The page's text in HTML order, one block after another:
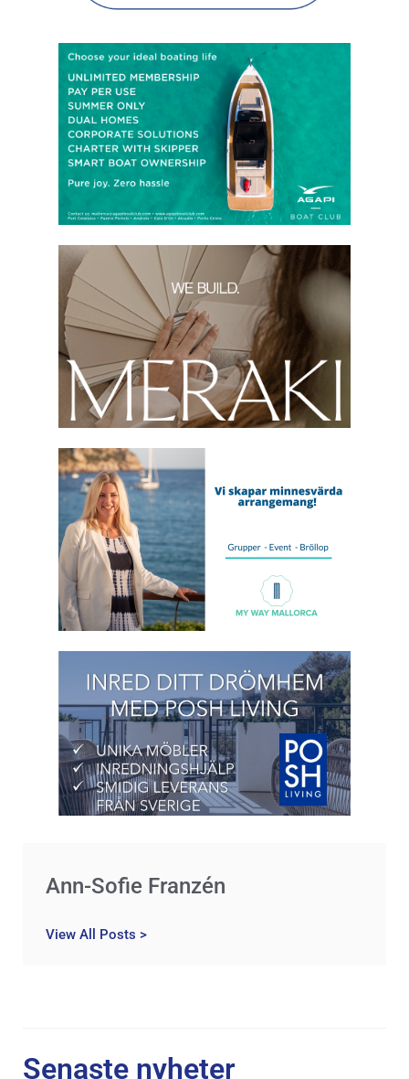
Ann-Sofie Franzén
View All Posts >
Senaste nyheter